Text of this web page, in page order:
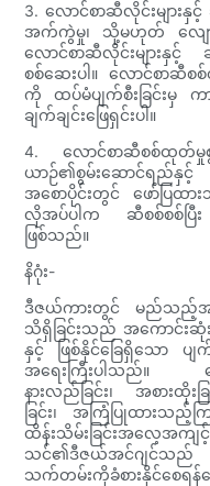
3. လောင်စာဆီလိုင်းများနှ
အက်ကွဲမှု၊ သို့မဟုတ် လျော့
လောင်စာဆီလိုင်းများနှ
စစ်ဆေးပါ။ လောင်စာဆီစ
ကို ထပ်မံပျက်စီးခြင်းမှ
ချက်ချင်းဖြေရှင်းပါ။
4. လောင်စာဆီစစ်ထုတ်မှု
ယာဉ်၏စွမ်းဆောင်ရည်နှ
အစောပိုင်းတွင် ဖော်ပြထ
လိုအပ်ပါက ဆီစစ်စစ်ပြီ
ဖြစ်သည်။
နိဂုံး-
ဒီဇယ်ကားတွင် မည်သည့်အ
သိရှိခြင်းသည် အကောင်းဆုံ
နှင့် ဖြစ်နိုင်ခြေရှိသော
အရေးကြီးပါသည်။ လေ
နားလည်ခြင်း၊ အစားထိုး
ခြင်း၊ အကြံပြုထားသည့်က
ထိန်းသိမ်းခြင်းအလေ့အကျင့်မ
သင်၏ဒီဇယ်အင်ဂျင်သည်
သက်တမ်းကိုခံစားနိုင်စေရန်